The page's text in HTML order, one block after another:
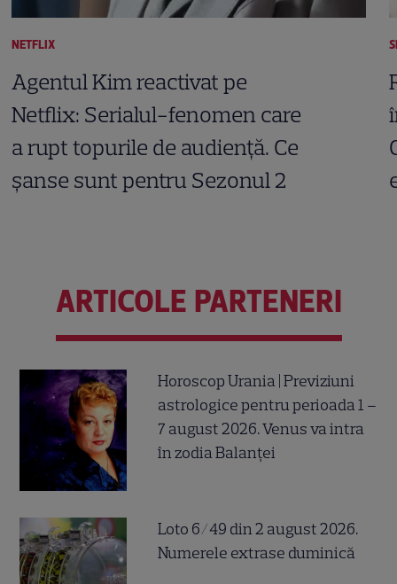
NETFLIX
Agentul Kim reactivat pe
Netflix: Serialul-fenomen care
a rupt topurile de audiență. Ce
șanse sunt pentru Sezonul 2
ARTICOLE PARTENERI
Horoscop Urania | Previziuni
astrologice pentru perioada 1 –
7 august 2026. Venus va intra
în zodia Balanței
Loto 6/49 din 2 august 2026.
Numerele extrase duminică